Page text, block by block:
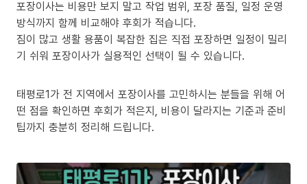
포장이사는 비용만 보지 말고 작업 범위, 포장 품질, 일정 운영
방식까지 함께 비교해야 후회가 적습니다.
짐이 많고 생활 용품이 복잡한 집은 직접 포장하면 일정이 밀리
기 쉬워 포장이사가 실용적인 선택이 될 수 있습니다.
태평로1가 전 지역에서 포장이사를 고민하시는 분들을 위해 어
떤 점을 확인하면 후회가 적은지, 비용이 달라지는 기준과 준비
팁까지 충분히 정리해 드립니다.